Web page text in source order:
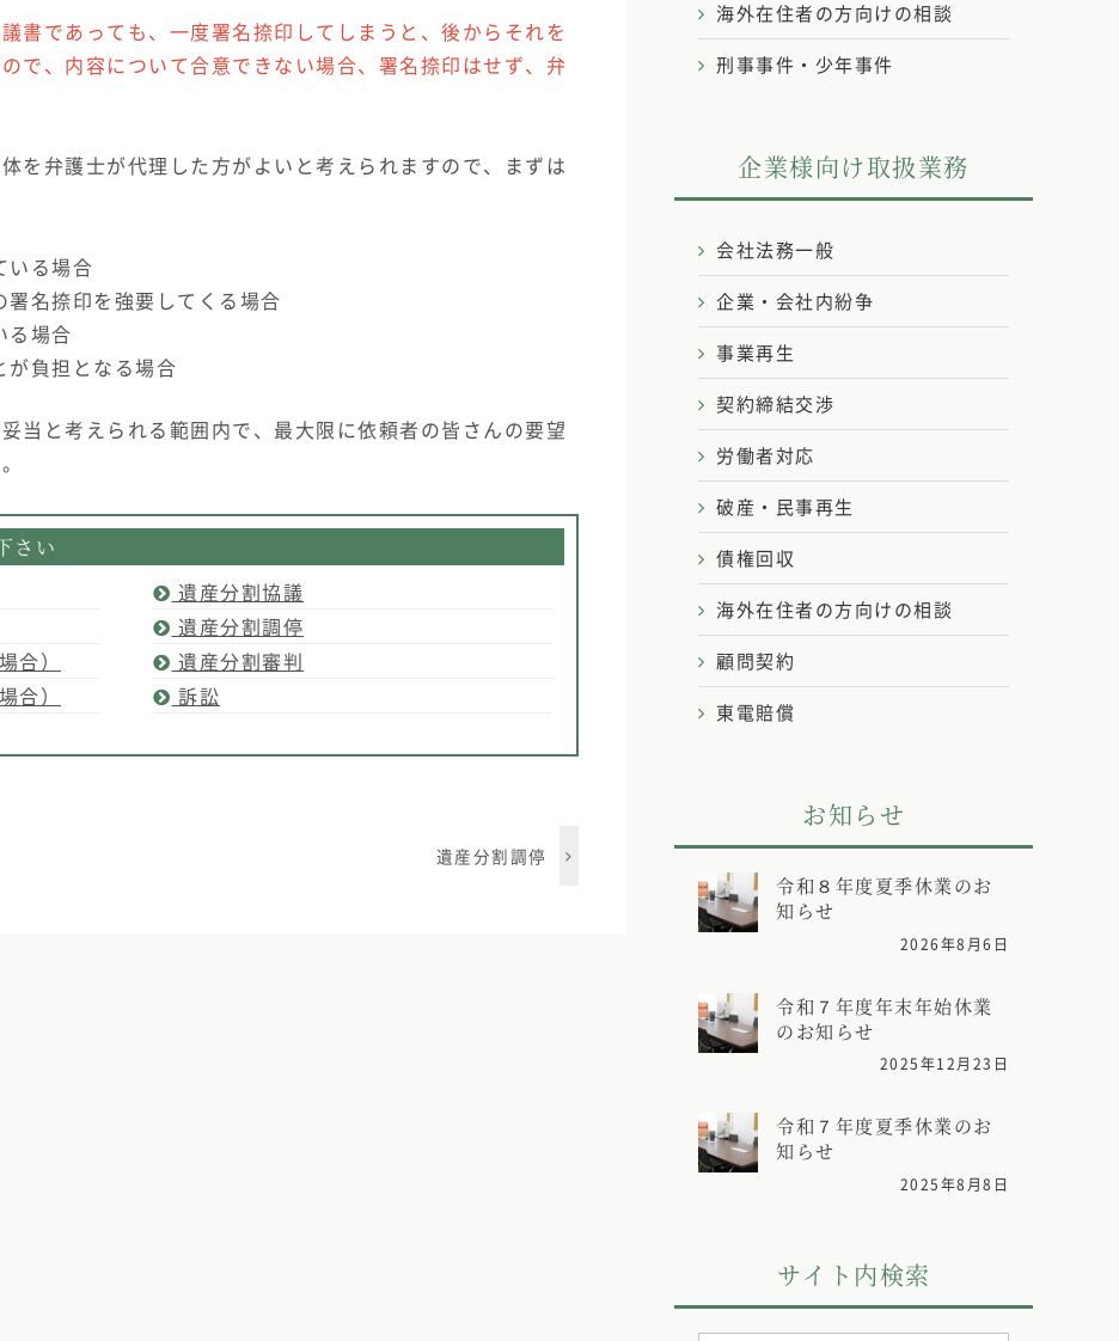
書であっても、一度署名捺印してしまうと、後からそれを
で、内容について合意できない場合、署名捺印はせず、弁
を弁護士が代理した方がよいと考えられますので、まずは
いる場合
名捺印を強要してくる場合
る場合
が負担となる場合
当と考えられる範囲内で、最大限に依頼者の皆さんの要望
さい
合）
合）
遺産分割協議
遺産分割調停
遺産分割審判
訴訟
遺産分割調停
海外在住者の方向けの相談
刑事事件・少年事件
企業様向け取扱業務
会社法務一般
企業・会社内紛争
事業再生
契約締結交渉
労働者対応
破産・民事再生
債権回収
海外在住者の方向けの相談
顧問契約
東電賠償
お知らせ
令和８年度夏季休業のお
知らせ
2026年8月6日
令和７年度年末年始休業
のお知らせ
2025年12月23日
令和７年度夏季休業のお
知らせ
2025年8月8日
サイト内検索